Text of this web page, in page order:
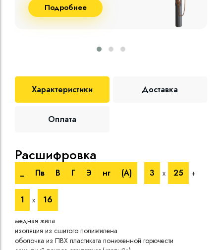
Подробнее
Характеристики Доставка
Оплата
Расшифровка
Пв В Г Э нг (A) 3 х 25 +
1 х 16
медная жила
изоляция из сшитого полиэтилена
оболочка из ПВХ пластиката пониженной горючести